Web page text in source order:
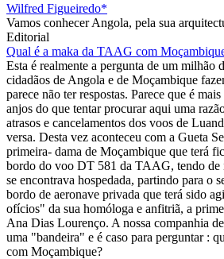
Wilfred Figueiredo*
Vamos conhecer Angola, pela sua
Editorial
Qual é a maka da TAAG com
Esta é realmente a pergunta de um milhão
cidadãos de Angola e de Moçambique
parece não ter respostas. Parece que é
anjos do que tentar procurar aqui uma
atrasos e cancelamentos dos voos de
versa. Desta vez aconteceu com a Gueta
primeira- dama de Moçambique que terá
bordo do voo DT 581 da TAAG, tendo de
se encontrava hospedada, partindo para o
bordo de aeronave privada que terá sido
ofícios" da sua homóloga e anfitriã, a
Ana Dias Lourenço. A nossa companhia
uma "bandeira" e é caso para perguntar :
com Moçambique?